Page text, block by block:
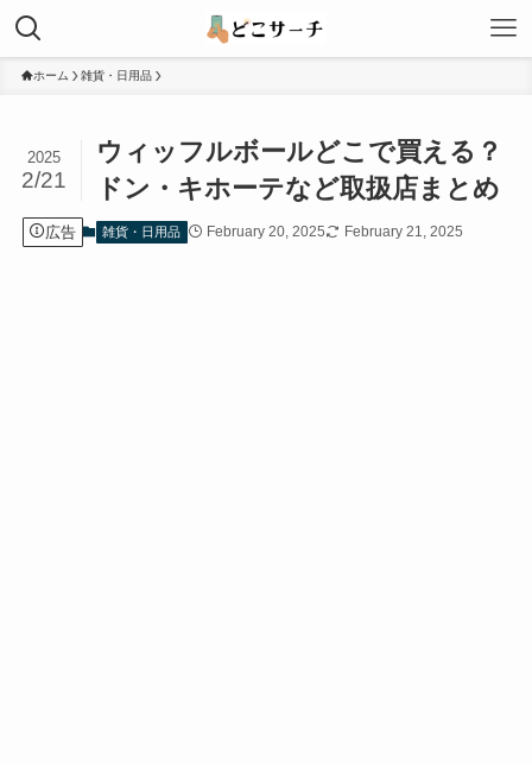
ホーム 雑貨・日用品
ウィッフルボールどこで買える？
ドン・キホーテなど取扱店まとめ
2025
2/21
広告 雑貨・日用品 February 20, 2025 February 21, 2025